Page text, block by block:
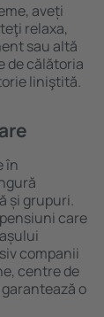
aveți
relaxa,
sau altă
de călătoria
liniştită.
în
și grupuri.
care
companii
centre de
o